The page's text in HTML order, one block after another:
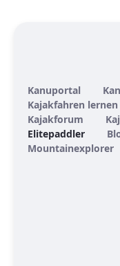
Kanuportal
Kajakfahren lernen
Kajakforum
Elitepaddler
Mountainexplorer